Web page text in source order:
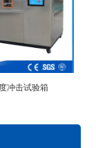
冲击试验箱